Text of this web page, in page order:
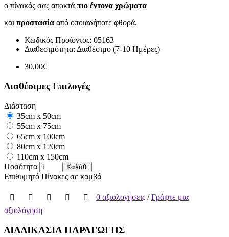
ο πίνακάς σας αποκτά πιο έντονα χρώματα
και προστασία από οποιαδήποτε φθορά.
Κωδικός Προϊόντος: 05163
Διαθεσιμότητα: Διαθέσιμο (7-10 Ημέρες)
30,00€
Διαθέσιμες Επιλογές
Διάσταση
35cm x 50cm
55cm x 75cm
65cm x 100cm
80cm x 120cm
110cm x 150cm
Ποσότητα
Καλάθι
Επιθυμητό Πίνακες σε καμβά
0 αξιολογήσεις /Γράψτε μια
αξιολόγηση
ΔΙΑΔΙΚΑΣΙΑ ΠΑΡΑΓΩΓΗΣ